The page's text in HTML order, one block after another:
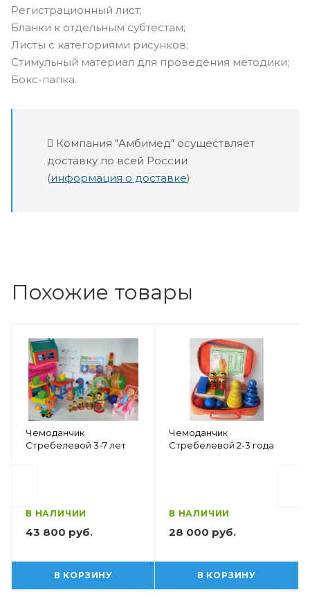
Регистрационный лист;
Бланки к отдельным субтестам;
Листы с категориями рисунков;
Стимульный материал для проведения методики;
Бокс-папка.
Компания "Амбимед" осуществляет
доставку по всей России
(информация о доставке)
Похожие товары
Чемоданчик
Стребелевой 3-7 лет
В НАЛИЧИИ
43 800 руб.
В КОРЗИНУ
Чемоданчик
Стребелевой 2-3 года
В НАЛИЧИИ
28 000 руб.
В КОРЗИНУ